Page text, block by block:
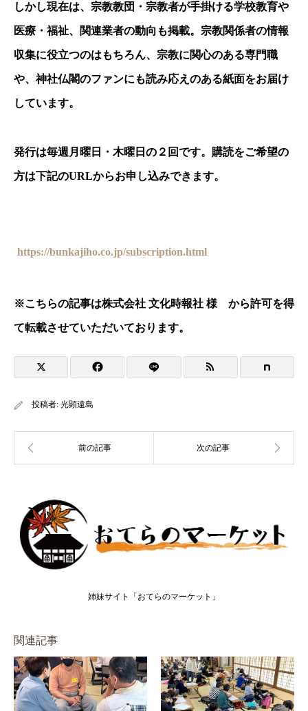
しかし現在は、宗教教団・宗教者が手掛ける学校教育や
医療・福祉、関連業者の動向も掲載。宗教関係者の情報
収集に役立つのはもちろん、宗教に関心のある専門職
や、神社仏閣のファンにも読み応えのある紙面をお届け
しています。
発行は毎週月曜日・木曜日の２回です。購読をご希望の
方は下記のURLからお申し込みできます。
https://bunkajiho.co.jp/subscription.html
※こちらの記事は株式会社 文化時報社 様 から許可を得
て転載させていただいております。
投稿者: 光顕遠島
姉妹サイト「おてらのマーケット」
関連記事